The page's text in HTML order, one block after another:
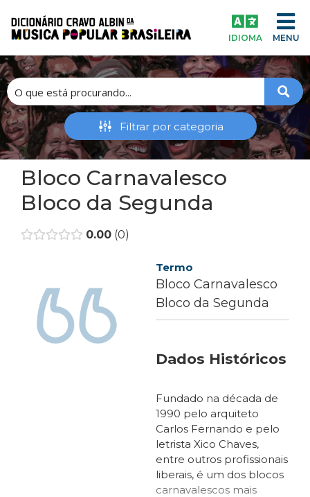
IDIOMA MENU
Bloco Carnavalesco
Bloco da Segunda
0.00 0
Termo
Bloco Carnavalesco
Bloco da Segunda
Dados Históricos e
Fundado na década de
1990 pelo arquiteto
Carlos Fernando e pelo
letrista Xico Chaves,
entre outros profissionais
liberais, é um dos blocos
carnavalescos mais